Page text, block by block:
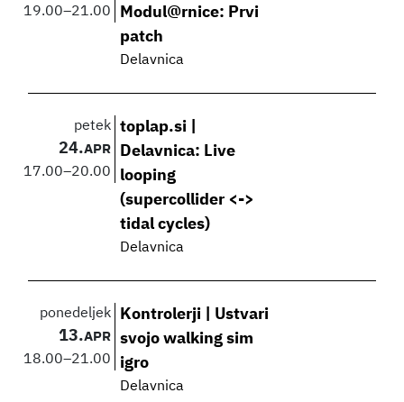
19.00–21.00
Modul@rnice: Prvi
patch
Delavnica
petek
24.APR
17.00–20.00
toplap.si |
Delavnica: Live
looping
(supercollider <->
tidal cycles)
Delavnica
ponedeljek
13.APR
18.00–21.00
Kontrolerji | Ustvari
svojo walking sim
igro
Delavnica